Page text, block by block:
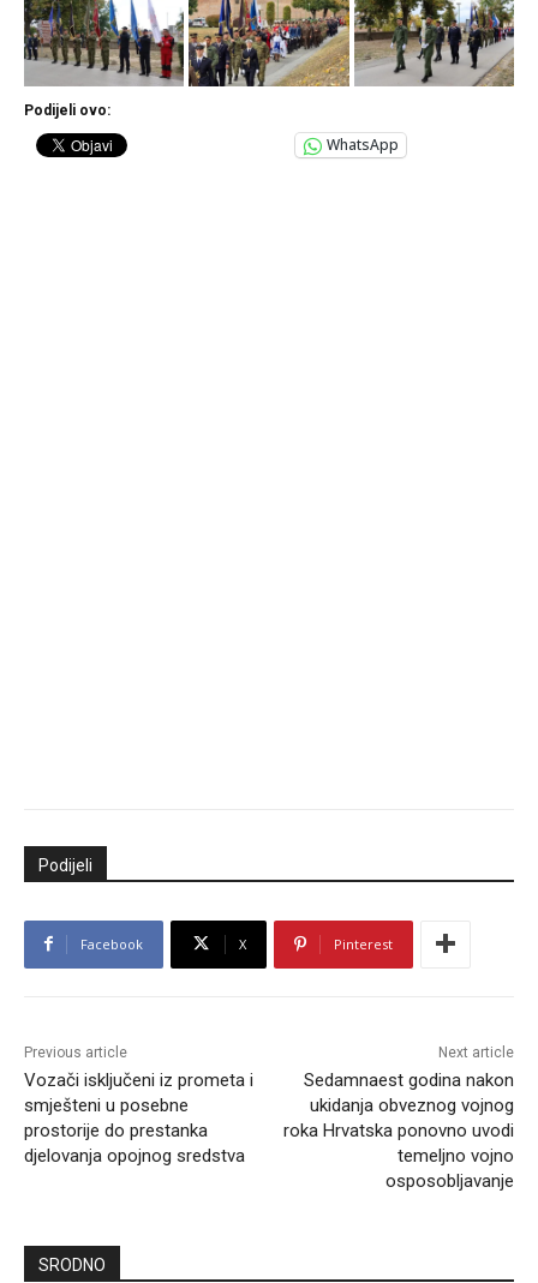
Podijeli ovo:
WhatsApp
Podijeli
Facebook X Pinterest
Previous article
Vozači isključeni iz prometa i
smješteni u posebne
prostorije do prestanka
djelovanja opojnog sredstva
Next article
Sedamnaest godina nakon
ukidanja obveznog vojnog
roka Hrvatska ponovno uvodi
temeljno vojno
osposobljavanje
SRODNO